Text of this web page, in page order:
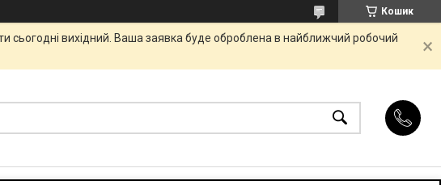
Кошик
сьогодні вихідний. Ваша заявка буде оброблена в найближчий робочий